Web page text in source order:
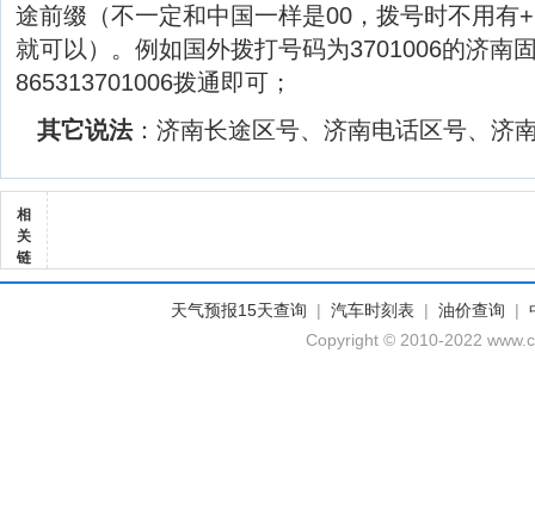
途前缀（不一定和中国一样是00，拨号时不用有
就可以）。例如国外拨打号码为3701006的济南
865313701006拨通即可；
其它说法：济南长途区号、济南电话区号、济
相
关
链
天气预报15天查询 | 汽车时刻表 | 油价查询 |
Copyright © 2010-2022